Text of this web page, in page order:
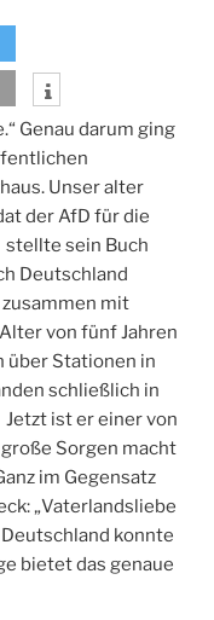
Genau darum ging
Unser alter
der AfD für die
stellte sein Buch
Deutschland
mit
von fünf Jahren
über Stationen in
schließlich in
ist er einer von
Sorgen macht
im Gegensatz
„Vaterlandsliebe
konnte
bietet das genaue